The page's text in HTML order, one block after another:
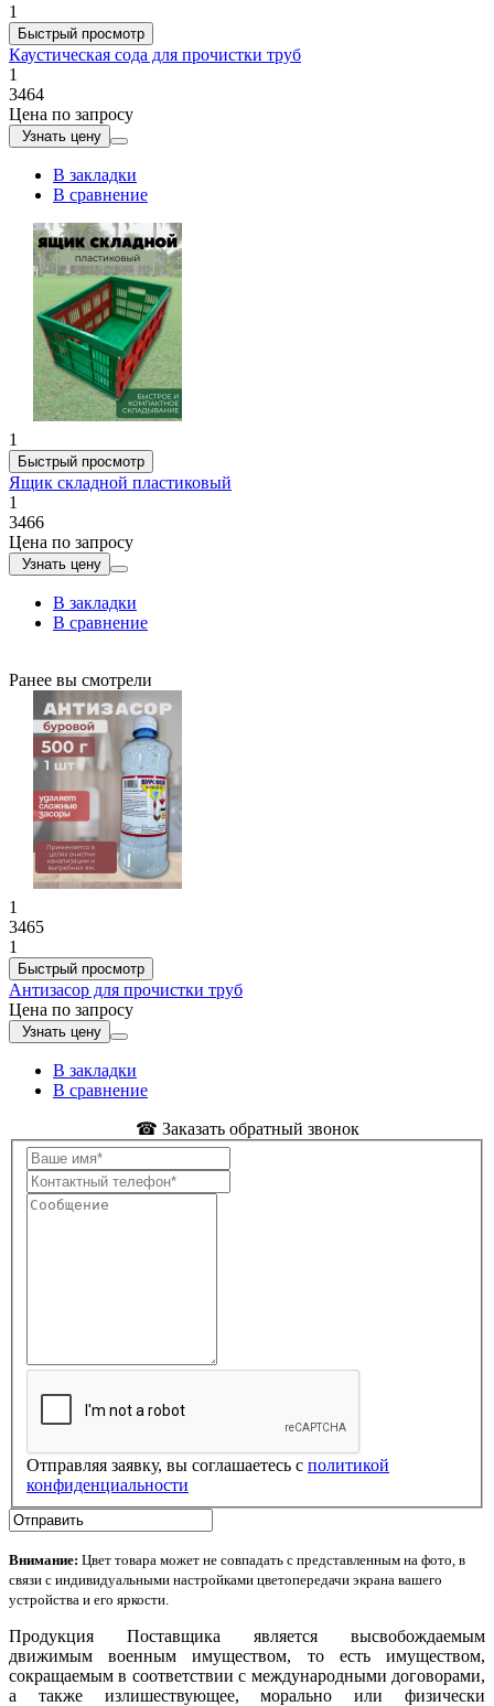
1
Быстрый просмотр
Каустическая сода для прочистки труб
1
3464
Цена по запросу
Узнать цену
В закладки
В сравнение
1
Быстрый просмотр
Ящик складной пластиковый
1
3466
Цена по запросу
Узнать цену
В закладки
В сравнение
Ранее вы смотрели
1
3465
1
Быстрый просмотр
Антизасор для прочистки труб
Цена по запросу
Узнать цену
В закладки
В сравнение
☎ Заказать обратный звонок
Отправляя заявку, вы соглашаетесь с политикой
конфиденциальности
Внимание: Цвет товара может не совпадать с представленным на фото, в
связи с индивидуальными настройками цветопередачи экрана вашего
устройства и его яркости.
Продукция Поставщика является высвобождаемым
движимым военным имуществом, то есть имуществом,
сокращаемым в соответствии с международными договорами,
а также излишествующее, морально или физически